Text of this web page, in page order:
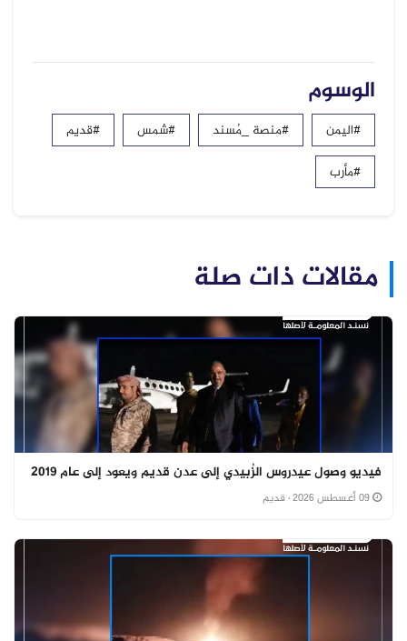
الوسوم
#اليمن #منصة _مُسند #شمس
#قديم
#مأرب
مقالات ذات صلة
فيديو وصول عيدروس الزُبيدي إلى عدن قديم ويعود إلى عام 2019
· قديم